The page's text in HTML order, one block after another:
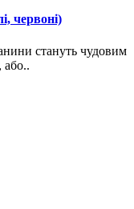
червоні)
стануть чудовим
або..